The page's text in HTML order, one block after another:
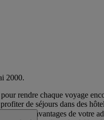
2000.
rendre chaque voyage
de séjours dans des
tous les avantages de